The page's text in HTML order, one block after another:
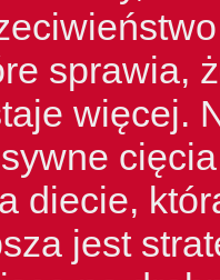
sprawia,
więcej.
diecie,
jest